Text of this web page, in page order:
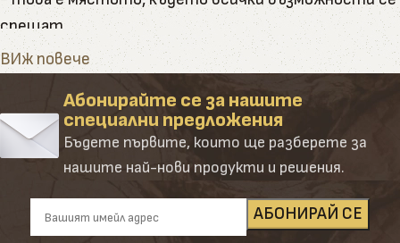
срещат.
Тук ще намерите пълната гама от артикули и
натурални продукти, които Палисандър предлага
Категорията обединява в себе си всички наши
основни направления – от сурови и обработени
дървени материали до завършени продукти и
аксесоари. Създадена е така, че да ориентира
клиента лесно и удобно сред десетките
ВИж повече
Абонирайте се за нашите
специални предложения
Бъдете първите, които ще разберете за
нашите най-нови продукти и решения.